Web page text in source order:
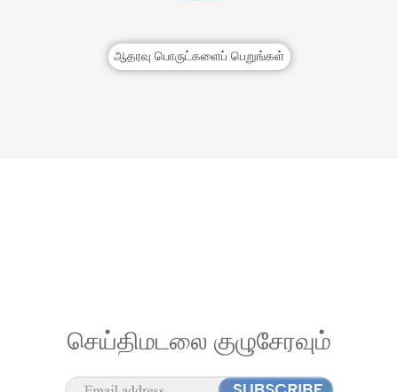
ஆதரவு பொருட்களைப் பெறுங்கள்
செய்திமடலை குழுசேரவும்